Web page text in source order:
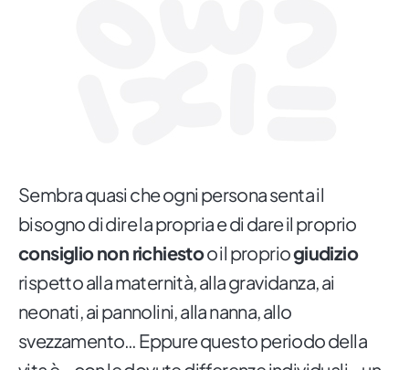
Sembra quasi che ogni persona senta il
bisogno di dire la propria e di dare il proprio
consiglio non richiestoo il propriogiudizio
rispetto alla maternità, alla gravidanza, ai
neonati, ai pannolini, alla nanna, allo
svezzamento… Eppure questo periodo della